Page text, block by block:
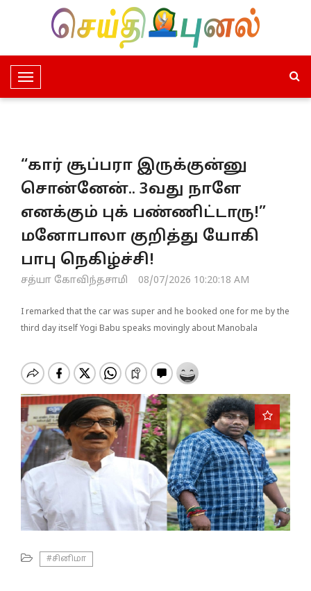
T
o
e
N
a
v
a
t
o
n
“கார் சூப்பரா இருக்குன்னு
சொன்னேன்.. 3வது நாளே
எனக்கும் புக் பண்ணிட்டாரு!”
மனோபாலா குறித்து யோகி
பாபு நெகிழ்ச்சி!
சத்யா கோவிந்தசாமி 08/07/2026 10:20:18 AM
I remarked that the car was super and he booked one for me by the
third day itself Yogi Babu speaks movingly about Manobala
#சினிமா